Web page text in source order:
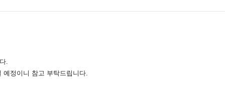
.
정이니 참고 부탁드립니다.